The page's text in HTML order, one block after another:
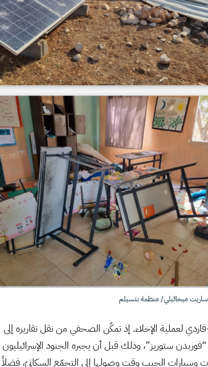
ميخائيلي/ منظمة بتسيلم
لعملية الإخلاء. إذ تمكّن الصحفي من نقل تقاريره إلى
ستوريز”، وذلك قبل أن يجبره الجنود الإسرائيليون
وسيارات الجيب وقت وصولها إلى التجمّع السكانيّ، فضلاً